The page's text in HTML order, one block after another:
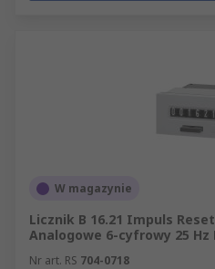
W magazynie
Licznik B 16.21 Impuls
Analogowe 6-cyfrowy 25 Hz
Nr art. RS 704-0718